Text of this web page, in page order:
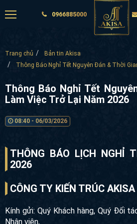
0966885000
Trang chủ
Bản tin Akisa
Thông Báo Nghỉ Tết Nguyên Đán & Thời
Thông Báo Nghỉ Tết
Làm Việc Trở Lại Năm 2026
08:40 - 06/03/2026
THÔNG BÁO LỊCH NGHỈ
2026
CÔNG TY KIẾN TRÚC AKISA
Kính gửi: Quý Khách hàng, Quý Đối
Nhân viên,